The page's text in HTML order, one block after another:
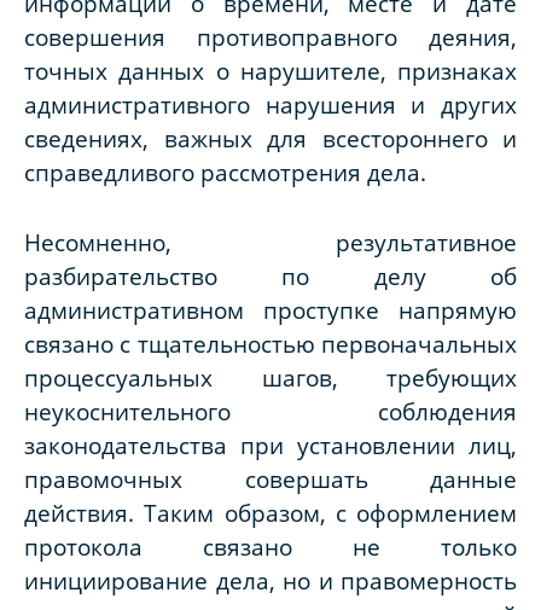
совершения противоправного деяния,
точных данных о нарушителе, признаках
административного нарушения и других
сведениях, важных для всестороннего и
справедливого рассмотрения дела.
Несомненно, результативное
разбирательство по делу об
административном проступке напрямую
связано с тщательностью первоначальных
процессуальных шагов, требующих
неукоснительного соблюдения
законодательства при установлении лиц,
правомочных совершать данные
действия. Таким образом, с оформлением
протокола связано не только
инициирование дела, но и правомерность